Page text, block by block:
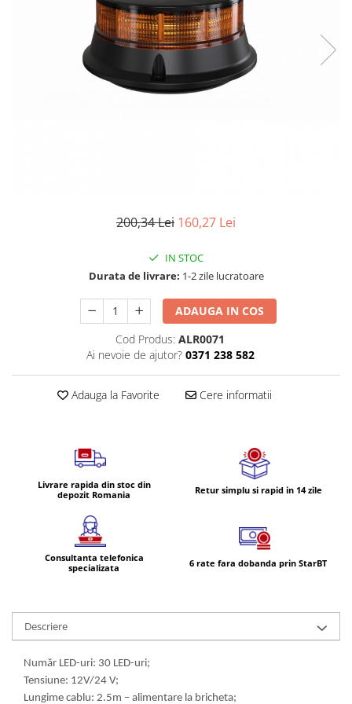
Mercedes Actros
Scania R S G P Next Generation
Volvo Aero
Volvo FH 2 Euro 4
Volvo Model FM
Lumini, Becuri, Proiectoare
Accesorii iluminare LED camioane
Bare LED (LED Bar) off-road, auto
Becuri auto
Becuri Led Auto
Becuri Xenon Auto
Faruri Camioane, Utilaje &
Tractoare
200,34 Lei 160,27 Lei
IN STOC
Durata de livrare: 1-2 zile lucratoare
ADAUGA IN COS
Cod Produs: ALR0071
Ai nevoie de ajutor? 0371 238 582
Adauga la Favorite Cere informatii
Livrare rapida din stoc din
depozit Romania
Retur simplu si rapid in 14 zile
Consultanta telefonica
specializata
6 rate fara dobanda prin StarBT
Descriere
Număr LED-uri: 30 LED-uri;
Tensiune: 12V/24 V;
Lungime cablu: 2.5m – alimentare la bricheta;